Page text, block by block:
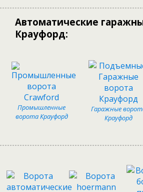
Автоматические
Крауфорд:
Промышленные
ворота Крауфорд
Гаражные
Крауфорд